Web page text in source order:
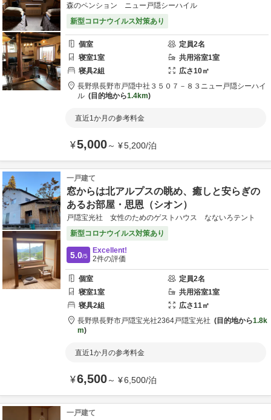
森のペンション ニュー戸隠シーハイル
新型コロナウイルス対策あり
個室 定員2名
寝室1室 共用浴室1室
寝具2組 広さ10㎡
長野県長野市戸隠中社３５０７－８３ ニュー戸隠シーハイ
ル
目的地から1.4km
直近1か月の参考料金
¥5,000～ ¥5,200/泊
一戸建て
窓からは北アルプスの眺め、癒しと安らぎの
あるお部屋・思恩（シオン）
戸隠宝光社 女性のためのゲストハウス なないろテント
新型コロナウイルス対策あり
5.0/5
Excellent!
2件の評価
個室 定員2名
寝室1室 共用浴室1室
寝具2組 広さ11㎡
長野県長野市戸隠宝光社2364戸隠宝光社 目的地から1.8k
m
直近1か月の参考料金
¥6,500～ ¥6,500/泊
一戸建て